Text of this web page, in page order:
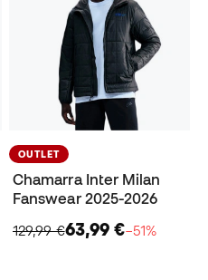
OUTLET
Chamarra Inter Milan
Fanswear 2025-2026
129,99 €63,99 €−51%